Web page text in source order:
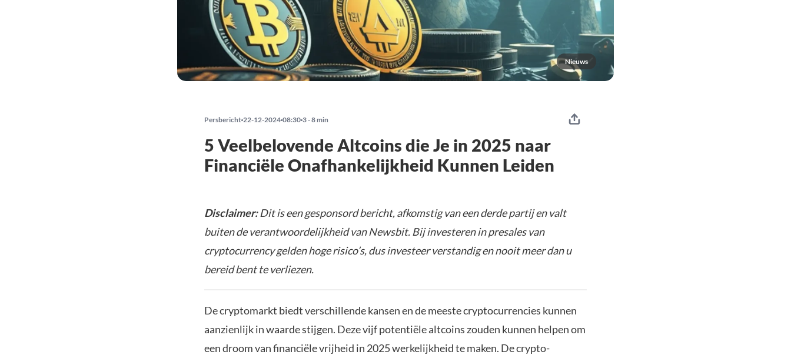
Nieuws
Persbericht 22-12-2024 08:30 3 - 8 min
5 Veelbelovende Altcoins die Je in 2025 naar
Financiële Onafhankelijkheid Kunnen Leiden
Disclaimer:Dit is een gesponsord bericht, afkomstig van een derde partij en valt
buiten de verantwoordelijkheid van Newsbit. Bij investeren in presales van
cryptocurrency gelden hoge risico’s, dus investeer verstandig en nooit meer dan u
bereid bent te verliezen.
De cryptomarkt biedt verschillende kansen en de meeste cryptocurrencies kunnen
aanzienlijk in waarde stijgen. Deze vijf potentiële altcoins zouden kunnen helpen om
een droom van financiële vrijheid in 2025 werkelijkheid te maken. De crypto-